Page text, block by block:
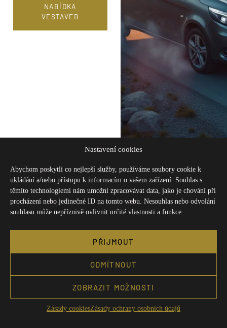
Nastavení cookies
Abychom poskytli co nejlepší služby, používáme soubory cookie k
ukládání a/nebo přístupu k informacím o vašem zařízení. Souhlas s
těmito technologiemi nám umožní zpracovávat data, jako je chování při
procházení nebo jedinečné ID na tomto webu. Nesouhlas nebo odvolání
souhlasu může nepříznivě ovlivnit určité vlastnosti a funkce.
PŘIJMOUT
ODMÍTNOUT
ZOBRAZIT MOŽNOSTI
Zásady cookiesZásady ochrany osobních údajů
NABÍDKA
VESTAVEB
+420 775 135 620
Všechny kontakty